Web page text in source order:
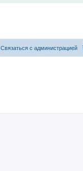
Связаться с администрацией